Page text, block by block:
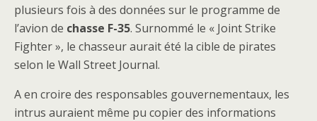
plusieurs fois à des données sur le programme de
l’avion de chasse F-35. Surnommé le « Joint Strike
Fighter », le chasseur aurait été la cible de pirates
selon le Wall Street Journal.
A en croire des responsables gouvernementaux, les
intrus auraient même pu copier des informations